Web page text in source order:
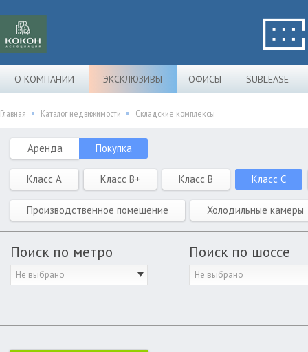
О КОМПАНИИ ЭКСКЛЮЗИВЫ ОФИСЫ SUBLEASE
Главная Каталог недвижимости Складские комплексы
Аренда Покупка
Класс A Класс B+ Класс B Класс C
Производственное помещение Холодильные камеры
Поиск по метро
Не выбрано
Поиск по шоссе
Не выбрано